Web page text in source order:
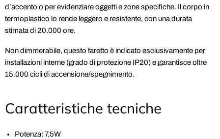
d’accento o per evidenziare oggetti e zone specifiche. Il corpo in
termoplastico lo rende leggero e resistente, con una durata
stimata di 20.000 ore.
Non dimmerabile, questo faretto è indicato esclusivamente per
installazioni interne (grado di protezione IP20) e garantisce oltre
15.000 cicli di accensione/spegnimento.
Caratteristiche tecniche
Potenza: 7,5W